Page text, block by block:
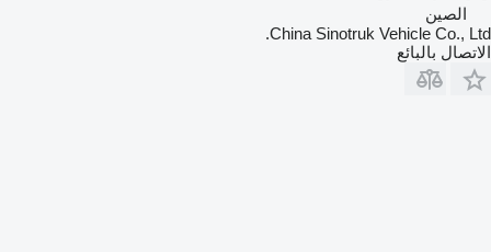
الصين
China Sinotruk Vehicle Co., Ltd.
الاتصال بالبائع